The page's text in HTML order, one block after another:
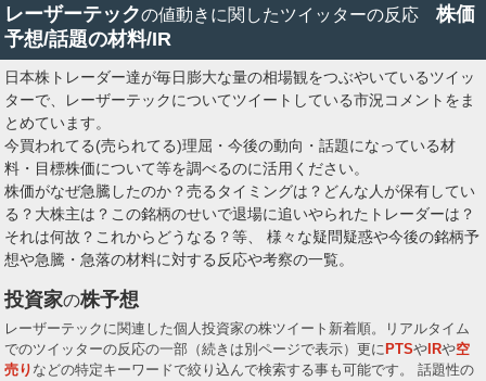
レーザーテックの値動きに関したツイッターの反応 株価
予想/話題の材料/IR
日本株トレーダー達が毎日膨大な量の相場観をつぶやいているツイッ
ターで、レーザーテックについてツイートしている市況コメントをま
とめています。
今買われてる(売られてる)理屈・今後の動向・話題になっている材
料・目標株価について等を調べるのに活用ください。
株価がなぜ急騰したのか？売るタイミングは？どんな人が保有してい
る？大株主は？この銘柄のせいで退場に追いやられたトレーダーは？
それは何故？これからどうなる？等、 様々な疑問疑惑や今後の銘柄予
想や急騰・急落の材料に対する反応や考察の一覧。
投資家の株予想
レーザーテックに関連した個人投資家の株ツイート新着順。リアルタイム
でのツイッターの反応の一部（続きは別ページで表示）更に PTSや IRや空
売り などの特定キーワードで絞り込んで検索する事も可能です。 話題性の
全文表示
DeepBlueSky1126
✨おさんぽ大好きさん ✨
DeepBlueSky1126
8月7日 12時13分
関連銘柄
#前場のまとめ✨ 65,039.16 −644.10 (−0.98%)☔️ #東証前引け
均は続落 644円安 レーザーテクなど売られる #保有銘柄✨
(+1.19%)☀️ いいね#どうなる？ #後場✨https://t.co/hQuE2ILb9m
https://t.co/CkyXudIooI
BAKE_KABU
バケ｜20代の資産形成 BAKE_KABU
8月7日 11時55分
関連銘柄
6920レーザーテック